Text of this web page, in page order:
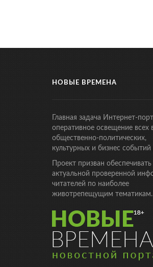
НОВЫЕ ВРЕМЕНА
Главная задача Интернет-
оперативное освещение всех
общественно-политических,
культурных и бизнес событий
Проект призван обеспечивать
актуальной проверенной
читателей по наиболее
животрепещущим тематикам.